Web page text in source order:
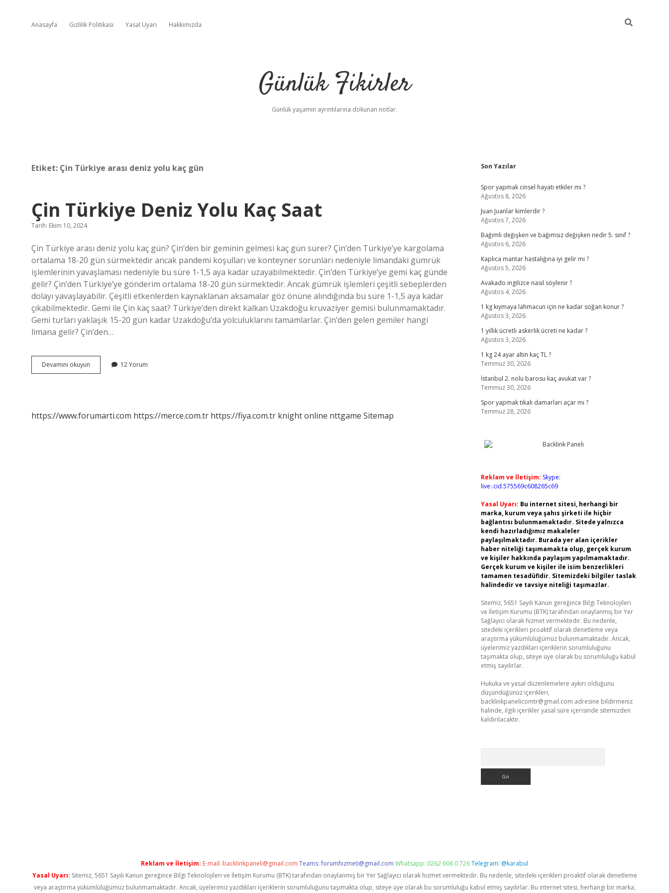
Anasayfa Gizlilik Politikası Yasal Uyarı Hakkımızda
Günlük Fikirler
Günlük yaşamın ayrıntılarına dokunan notlar.
Etiket: Çin Türkiye arası deniz yolu kaç gün
Çin Türkiye Deniz Yolu Kaç Saat
Tarih: Ekim 10, 2024
Çin Türkiye arası deniz yolu kaç gün? Çin’den bir geminin gelmesi kaç gün sürer? Çin’den Türkiye’ye kargolama
ortalama 18-20 gün sürmektedir ancak pandemi koşulları ve konteyner sorunları nedeniyle limandaki gümrük
işlemlerinin yavaşlaması nedeniyle bu süre 1-1,5 aya kadar uzayabilmektedir. Çin’den Türkiye’ye gemi kaç günde
gelir? Çin’den Türkiye’ye gönderim ortalama 18-20 gün sürmektedir. Ancak gümrük işlemleri çeşitli sebeplerden
dolayı yavaşlayabilir. Çeşitli etkenlerden kaynaklanan aksamalar göz önüne alındığında bu süre 1-1,5 aya kadar
çıkabilmektedir. Gemi ile Çin kaç saat? Türkiye’den direkt kalkan Uzakdoğu kruvaziyer gemisi bulunmamaktadır.
Gemi turları yaklaşık 15-20 gün kadar Uzakdoğu’da yolculuklarını tamamlarlar. Çin’den gelen gemiler hangi
limana gelir? Çin’den…
Devamını okuyun
Türkiye
12 Yorum
https://www.forumarti.com https://merce.com.tr https://fiya.com.tr knight online nttgame Sitemap
Sidebar
Son Yazılar
Spor yapmak cinsel hayatı etkiler mi ?
Ağustos 8, 2026
Juan Juanlar kimlerdir ?
Ağustos 7, 2026
Bağımlı değişken ve bağımsız değişken nedir 5. sınıf ?
Ağustos 6, 2026
Kaplıca mantar hastalığına iyi gelir mi ?
Ağustos 5, 2026
Avakado ingilizce nasıl söylenir ?
Ağustos 4, 2026
1 kg kıymaya lahmacun için ne kadar soğan konur ?
Ağustos 3, 2026
1 yıllık ücretli askerlik ücreti ne kadar ?
Ağustos 3, 2026
1 kg 24 ayar altın kaç TL ?
Temmuz 30, 2026
İstanbul 2. nolu barosu kaç avukat var ?
Temmuz 30, 2026
Spor yapmak tıkalı damarları açar mı ?
Temmuz 28, 2026
Reklam ve İletişim: Skype:
live:.cid.575569c608265c69
Yasal Uyarı: Bu internet sitesi, herhangi bir
marka, kurum veya şahıs şirketi ile hiçbir
bağlantısı bulunmamaktadır. Sitede yalnızca
kendi hazırladığımız makaleler
paylaşılmaktadır. Burada yer alan içerikler
haber niteliği taşımamakta olup, gerçek kurum
ve kişiler hakkında paylaşım yapılmamaktadır.
Gerçek kurum ve kişiler ile isim benzerlikleri
tamamen tesadüfidir. Sitemizdeki bilgiler taslak
halindedir ve tavsiye niteliği taşımazlar.
Sitemiz, 5651 Sayılı Kanun gereğince Bilgi Teknolojileri
ve İletişim Kurumu (BTK) tarafından onaylanmış bir Yer
Sağlayıcı olarak hizmet vermektedir. Bu nedenle,
sitedeki içerikleri proaktif olarak denetleme veya
araştırma yükümlülüğümüz bulunmamaktadır. Ancak,
üyelerimiz yazdıkları içeriklerin sorumluluğunu
taşımakta olup, siteye üye olarak bu sorumluluğu kabul
etmiş sayılırlar.
Hukuka ve yasal düzenlemelere aykırı olduğunu
düşündüğünüz içerikleri,
backlinkpanelicomtr@gmail.com adresine bildirmeniz
halinde, ilgili içerikler yasal süre içerisinde sitemizden
kaldırılacaktır.
Reklam ve İletişim: E-mail: backlinkpaneli@gmail.com Teams:forumhizmeti@gmail.com Whatsapp: 0262 606 0 726Telegram: @karabul
Yasal Uyarı: Sitemiz, 5651 Sayılı Kanun gereğince Bilgi Teknolojileri ve İletişim Kurumu (BTK) tarafından onaylanmış bir Yer Sağlayıcı olarak hizmet vermektedir. Bu nedenle, sitedeki içerikleri proaktif olarak denetleme
veya araştırma yükümlülüğümüz bulunmamaktadır. Ancak, üyelerimiz yazdıkları içeriklerin sorumluluğunu taşımakta olup, siteye üye olarak bu sorumluluğu kabul etmiş sayılırlar. Bu internet sitesi, herhangi bir marka,